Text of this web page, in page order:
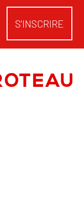
S'INSCRIRE